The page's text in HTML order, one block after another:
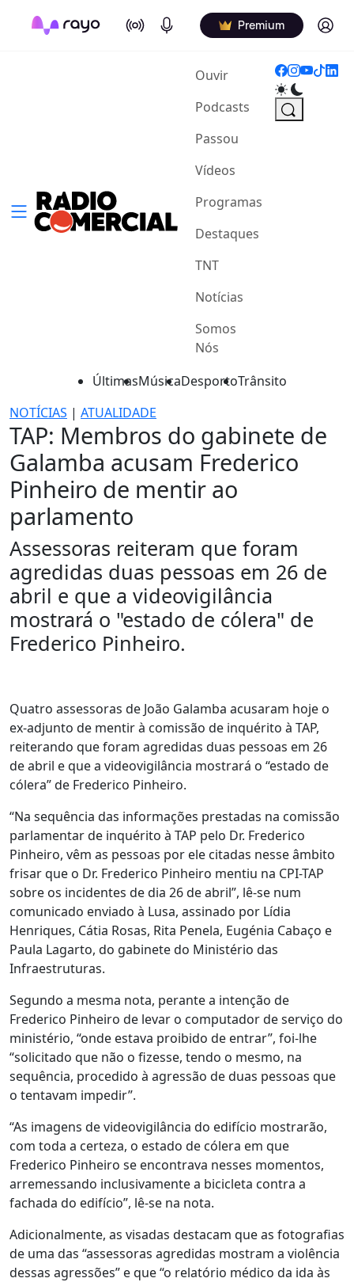
On Air Podcasts Premium Log in
Ouvir(current)
Podcasts
Passou
Vídeos
Programas
Destaques
TNT
Notícias
Somos
Nós
ÚltimasMúsicaDesportoTrânsito
NOTÍCIAS | ATUALIDADE
TAP: Membros do gabinete de
Galamba acusam Frederico
Pinheiro de mentir ao
parlamento
Assessoras reiteram que foram
agredidas duas pessoas em 26 de
abril e que a videovigilância
mostrará o "estado de cólera" de
Frederico Pinheiro.
Quatro assessoras de João Galamba acusaram hoje o
ex-adjunto de mentir à comissão de inquérito à TAP,
reiterando que foram agredidas duas pessoas em 26
de abril e que a videovigilância mostrará o “estado de
cólera” de Frederico Pinheiro.
“Na sequência das informações prestadas na comissão
parlamentar de inquérito à TAP pelo Dr. Frederico
Pinheiro, vêm as pessoas por ele citadas nesse âmbito
frisar que o Dr. Frederico Pinheiro mentiu na CPI-TAP
sobre os incidentes de dia 26 de abril”, lê-se num
comunicado enviado à Lusa, assinado por Lídia
Henriques, Cátia Rosas, Rita Penela, Eugénia Cabaço e
Paula Lagarto, do gabinete do Ministério das
Infraestruturas.
Segundo a mesma nota, perante a intenção de
Frederico Pinheiro de levar o computador de serviço do
ministério, “onde estava proibido de entrar”, foi-lhe
“solicitado que não o fizesse, tendo o mesmo, na
sequência, procedido à agressão de duas pessoas que
o tentavam impedir”.
“As imagens de videovigilância do edifício mostrarão,
com toda a certeza, o estado de cólera em que
Frederico Pinheiro se encontrava nesses momentos,
arremessando inclusivamente a bicicleta contra a
fachada do edifício”, lê-se na nota.
Adicionalmente, as visadas destacam que as fotografias
de uma das “assessoras agredidas mostram a violência
dessas agressões” e que “o relatório médico da ida às